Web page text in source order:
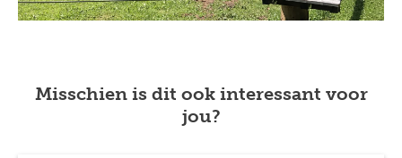
Misschien is dit ook interessant voor
jou?